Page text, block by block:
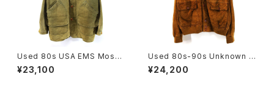
Used 80s USA EMS Moss
Green Duck Cotton Huntin
g Field Jacket Size L 古着
¥23,100
Used 80s-90s Unknown B
rown Tanned Leather Valst
ar Jacket Size 58 XL 相当
¥24,200